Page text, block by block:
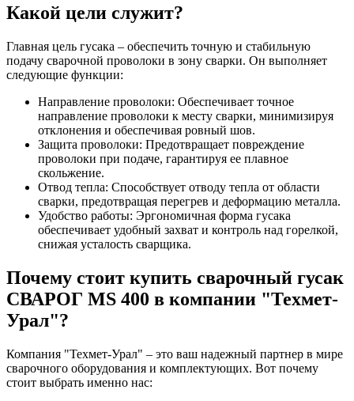
Какой цели служит?
Главная цель гусака – обеспечить точную и стабильную
подачу сварочной проволоки в зону сварки. Он выполняет
следующие функции:
Направление проволоки: Обеспечивает точное
направление проволоки к месту сварки, минимизируя
отклонения и обеспечивая ровный шов.
Защита проволоки: Предотвращает повреждение
проволоки при подаче, гарантируя ее плавное
скольжение.
Отвод тепла: Способствует отводу тепла от области
сварки, предотвращая перегрев и деформацию металла.
Удобство работы: Эргономичная форма гусака
обеспечивает удобный захват и контроль над горелкой,
снижая усталость сварщика.
Почему стоит купить сварочный гусак
СВАРОГ MS 400 в компании "Техмет-
Урал"?
Компания "Техмет-Урал" – это ваш надежный партнер в мире
сварочного оборудования и комплектующих. Вот почему
стоит выбрать именно нас: